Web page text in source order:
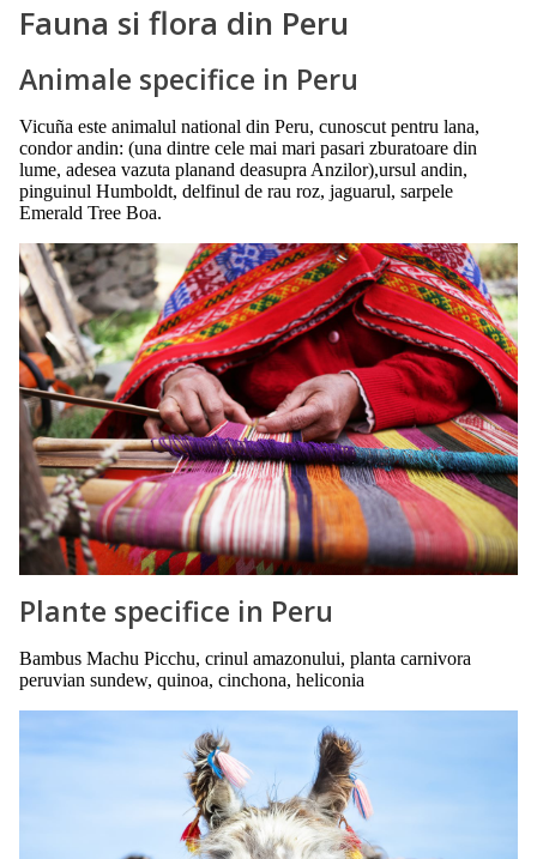
Fauna si flora din Peru
Animale specifice in Peru
Vicuña este animalul national din Peru, cunoscut pentru lana,
condor andin: (una dintre cele mai mari pasari zburatoare din
lume, adesea vazuta planand deasupra Anzilor),ursul andin,
pinguinul Humboldt, delfinul de rau roz, jaguarul, sarpele
Emerald Tree Boa.
Plante specifice in Peru
Bambus Machu Picchu, crinul amazonului, planta carnivora
peruvian sundew, quinoa, cinchona, heliconia